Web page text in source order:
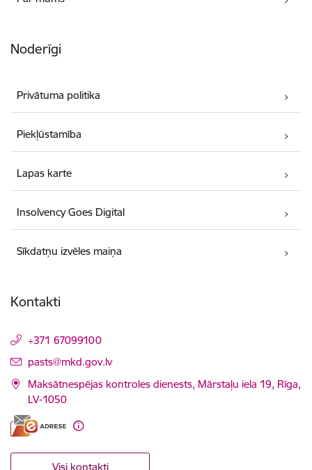
Noderīgi
Privātuma politika
Piekļūstamība
Lapas karte
Insolvency Goes Digital
Sīkdatņu izvēles maiņa
Kontakti
+371 67099100
E-pasts:
pasts@mkd.gov.lv
Maksātnespējas kontroles dienests, Mārstaļu iela 19, Rīga,
LV-1050
Visi kontakti